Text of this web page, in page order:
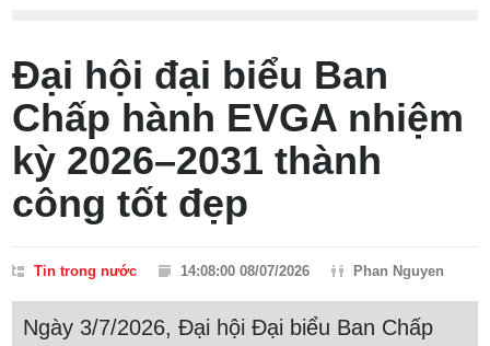
Đại hội đại biểu Ban
Chấp hành EVGA nhiệm
kỳ 2026–2031 thành
công tốt đẹp
Tin trong nước 14:08:00 08/07/2026 Phan Nguyen
Ngày 3/7/2026, Đại hội Đại biểu Ban Chấp